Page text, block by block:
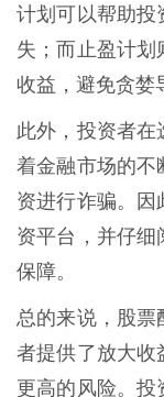
计划可以帮助投
失；而止盈计划
收益，避免贪婪
此外，投资者
着金融市场的不
资进行诈骗。
资平台，并仔细
保障。
总的来说，股票
者提供了放大收
更高的风险。